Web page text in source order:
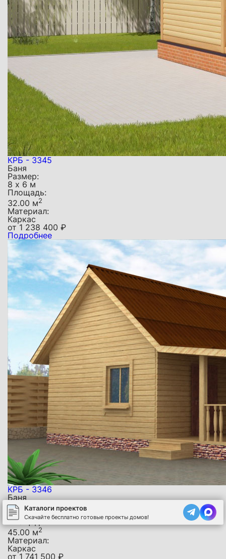
КРБ - 3345
Баня
Размер:
8 х 6 м
Площадь:
32.00 м2
Материал:
Каркас
от1 238 400 ₽
Подробнее
КРБ - 3346
Баня
Размер:
8 х 6 м
Площадь:
45.00 м2
Материал:
Каркас
от1 741 500 ₽
Каталоги проектов
Скачайте бесплатно готовые проекты домов!